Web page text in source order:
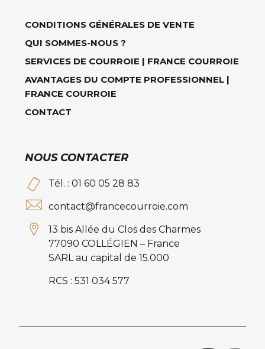
CONDITIONS GÉNÉRALES DE VENTE
QUI SOMMES-NOUS ?
SERVICES DE COURROIE | FRANCE COURROIE
AVANTAGES DU COMPTE PROFESSIONNEL |
FRANCE COURROIE
CONTACT
NOUS CONTACTER
Tél. : 01 60 05 28 83
contact@francecourroie.com
13 bis Allée du Clos des Charmes
77090 COLLÉGIEN – France
SARL au capital de 15.000
RCS : 531 034 577